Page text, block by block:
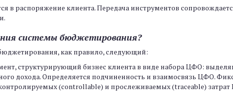
в распоряжение клиента. Передача инструментов
системы бюджетирования?
как правило, следующий:
структурирующий бизнес клиента в виде набора ЦФО:
дохода. Определяется подчиненность и взаимосвязь ЦФО.
контролируемых (controllable) и прослеживаемых (traceable)